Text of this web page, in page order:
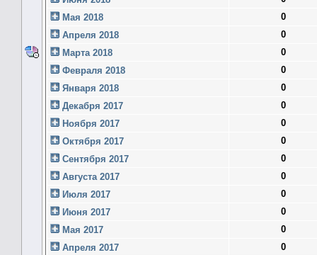
Мая 2018
0
Апреля 2018
0
Марта 2018
0
Февраля 2018
0
Января 2018
0
Декабря 2017
0
Ноября 2017
0
Октября 2017
0
Сентября 2017
0
Августа 2017
0
Июля 2017
0
Июня 2017
0
Мая 2017
0
Апреля 2017
0